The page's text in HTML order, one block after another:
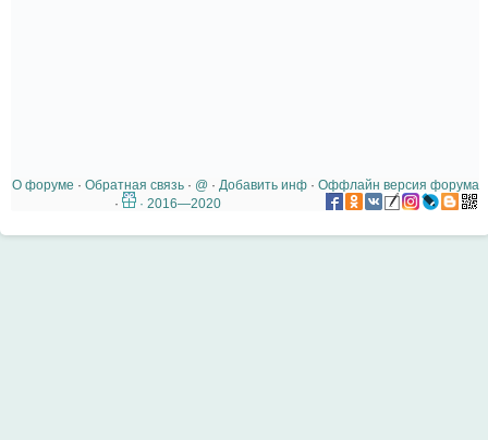
О форуме · Обратная связь· @ · Добавить инф· Оффлайн версия форума
·
· 2016—2020